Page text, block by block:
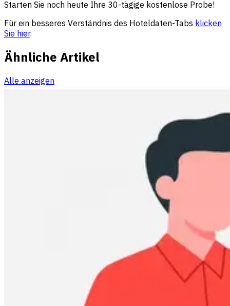
Starten Sie noch heute Ihre 30-tägige kostenlose Probe!
Für ein besseres Verständnis des Hoteldaten-Tabs klicken
Sie hier.
Ähnliche Artikel
Alle anzeigen